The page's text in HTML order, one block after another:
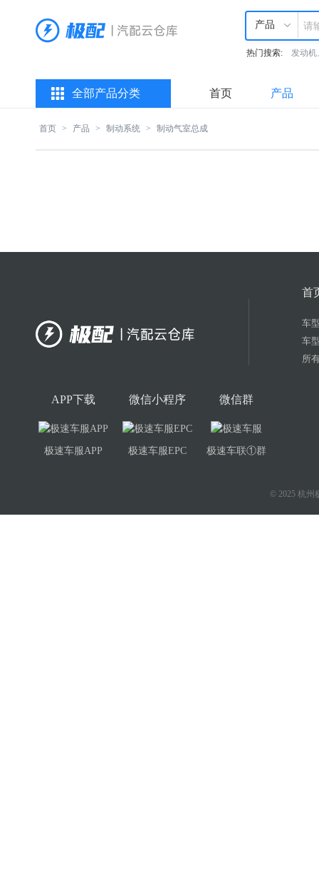
产品
热门搜索: 发动机
全部产品分类 首页 产品
首页 > 产品 > 制动系统 > 制动气室总成
首
车
车
所
APP下载
极速车服APP
微信小程序
极速车服EPC
微信群
极速车联①群
© 2025 杭州